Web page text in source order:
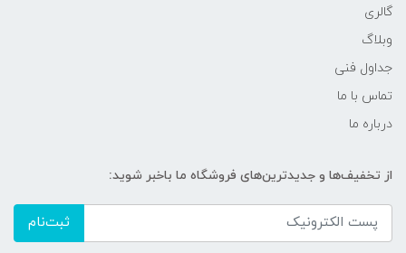
گالری
وبلاگ
جداول فنی
تماس با ما
درباره ما
از تخفیف‌ها و جدیدترین‌های فروشگاه ما باخبر شوید:
ثبت‌نام